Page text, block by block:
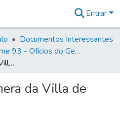
na
Entrar
Documentos Interessantes
Volume 93 - Ofícios do General D. Luiz em favor da praça do Iguatemi (1775)
Carta para a Camera da Villa de Goaratinguetá
da Villa de